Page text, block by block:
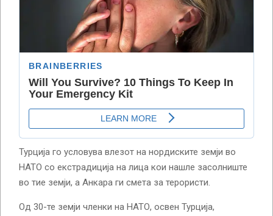
Турција го условува влезот на нордиските земји во
НАТО со екстрадиција на лица кои нашле засолниште
во тие земји, а Анкара ги смета за терористи.
Од 30-те земји членки на НАТО, освен Турција,